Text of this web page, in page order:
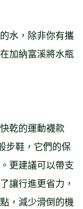
水，除非你有攜
加納富溪將水瓶
乾的運動襪款
步鞋，它們的保
更建議可以帶支
讓行進更省力，
，減少滑倒的機